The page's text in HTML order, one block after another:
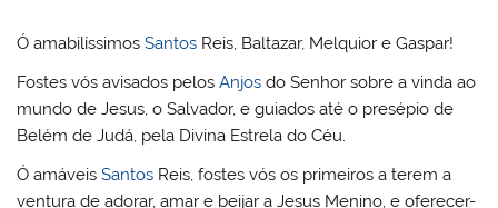
Ó amabilíssimosSantos Reis, Baltazar, Melquior e Gaspar!
Fostes vós avisados pelosAnjos do Senhor sobre a vinda ao
mundo de Jesus, o Salvador, e guiados até o presépio de
Belém de Judá, pela Divina Estrela do Céu.
Ó amáveisSantos Reis, fostes vós os primeiros a terem a
ventura de adorar, amar e beijar a Jesus Menino, e oferecer-